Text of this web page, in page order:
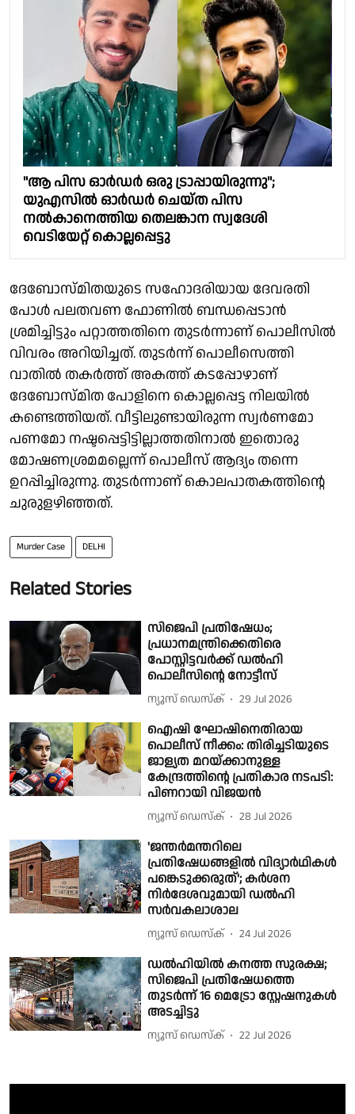
"ആ പിസ ഓര്‍ഡര്‍ ഒരു ട്രാപ്പായിരുന്നു'';
യുഎസില്‍ ഓര്‍ഡര്‍ ചെയ്ത പിസ
നല്‍കാനെത്തിയ തെലങ്കാന സ്വദേശി
വെടിയേറ്റ് കൊല്ലപ്പെട്ടു
ദേബോസ്മിതയുടെ സഹോദരിയായ ദേവരതി
പോൾ പലതവണ ഫോണിൽ ബന്ധപ്പെടാൻ
ശ്രമിച്ചിട്ടും പറ്റാത്തതിനെ തുടർന്നാണ് പൊലീസിൽ
വിവരം അറിയിച്ചത്. തുടർന്ന് പൊലീസെത്തി
വാതിൽ തകർത്ത് അകത്ത് കടപ്പോഴാണ്
ദേബോസ്മിത പോളിനെ കൊല്ലപ്പെട്ട നിലയിൽ
കണ്ടെത്തിയത്. വീട്ടിലുണ്ടായിരുന്ന സ്വർണമോ
പണമോ നഷ്ടപ്പെട്ടിട്ടില്ലാത്തതിനാൽ ഇതൊരു
മോഷണശ്രമമല്ലെന്ന് പൊലീസ് ആദ്യം തന്നെ
ഉറപ്പിച്ചിരുന്നു. തുടർന്നാണ് കൊലപാതകത്തിൻ്റെ
ചുരുളഴിഞ്ഞത്.
Murder Case DELHI
Related Stories
സിജെപി പ്രതിഷേധം;
പ്രധാനമന്ത്രിക്കെതിരെ
പോസ്റ്റിട്ടവർക്ക് ഡൽഹി
പൊലീസിൻ്റെ നോട്ടീസ്
ന്യൂസ് ഡെസ്ക് 29 Jul 2026
ഐഷി ഘോഷിനെതിരായ
പൊലീസ് നീക്കം: തിരിച്ചടിയുടെ
ജാള്യത മറയ്ക്കാനുള്ള
കേന്ദ്രത്തിന്റെ പ്രതികാര നടപടി:
പിണറായി വിജയന്‍
ന്യൂസ് ഡെസ്ക് 28 Jul 2026
'ജന്തർമന്തറിലെ
പ്രതിഷേധങ്ങളിൽ വിദ്യാർഥികൾ
പങ്കെടുക്കരുത്'; കർശന
നിർദേശവുമായി ഡൽഹി
സർവകലാശാല
ന്യൂസ് ഡെസ്ക് 24 Jul 2026
ഡൽഹിയിൽ കനത്ത സുരക്ഷ;
സിജെപി പ്രതിഷേധത്തെ
തുടർന്ന് 16 മെട്രോ സ്റ്റേഷനുകൾ
അടച്ചിട്ടു
ന്യൂസ് ഡെസ്ക് 22 Jul 2026